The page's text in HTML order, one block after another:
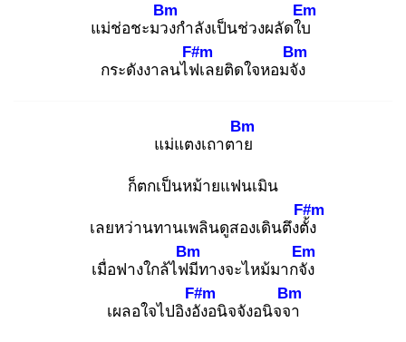
แม่ช่อชะมวง
Bm
กําลังเป็นช่วงผลัดใบ
Em
กระดังงาลนไฟเ
F#m
ลยติดใจหอมจัง
Bm
แม่แตงเถาตาย
Bm
ก็ตกเป็นหม้ายแฟนเมิน
เลยหว่านทานเพลินดูสองเดินตึงตั้ง
F#m
เมื่อฟางใกล้ไฟมี
Bm
ทางจะไหม้มากจัง
Em
เผลอใจไปอิงอัง
F#m
อนิจจังอนิจจา
Bm